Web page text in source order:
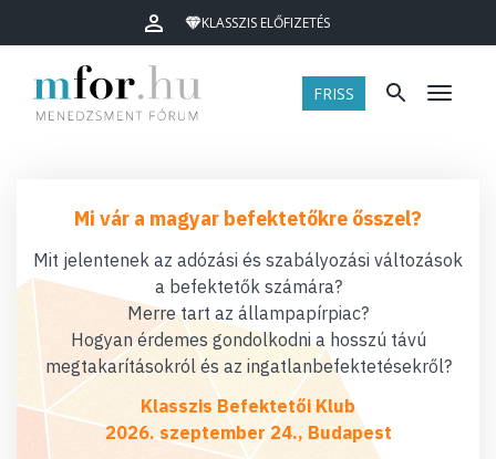
KLASSZIS ELŐFIZETÉS
FRISS Menü
Mi vár a magyar befektetőkre ősszel?
Mit jelentenek az adózási és szabályozási változások
a befektetők számára?
Merre tart az állampapírpiac?
Hogyan érdemes gondolkodni a hosszú távú
megtakarításokról és az ingatlanbefektetésekről?
Klasszis Befektetői Klub
2026. szeptember 24., Budapest